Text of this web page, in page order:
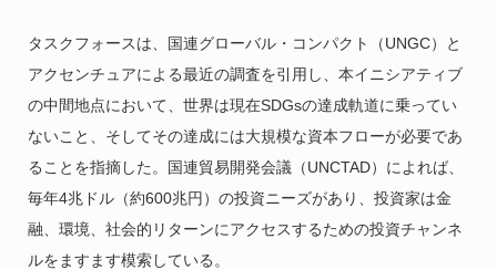
タスクフォースは、国連グローバル・コンパクト（UNGC）と
アクセンチュアによる最近の調査を引用し、本イニシアティブ
の中間地点において、世界は現在SDGsの達成軌道に乗ってい
ないこと、そしてその達成には大規模な資本フローが必要であ
ることを指摘した。国連貿易開発会議（UNCTAD）によれば、
毎年4兆ドル（約600兆円）の投資ニーズがあり、投資家は金
融、環境、社会的リターンにアクセスするための投資チャンネ
ルをますます模索している。